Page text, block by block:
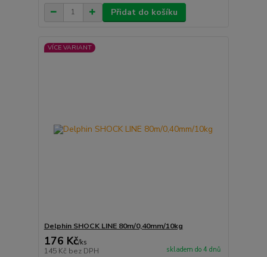
Přidat do košíku
VÍCE VARIANT
Delphin SHOCK LINE 80m/0,40mm/10kg
176 Kč/ks
145 Kč bez DPH skladem do 4 dnů